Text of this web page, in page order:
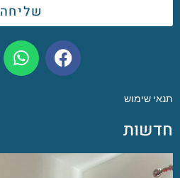
שליחה
תנאי שימוש
חדשות